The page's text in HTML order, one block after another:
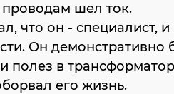
шел ток.
что он - специалист, и
Он демонстративно
полез в
его жизнь.